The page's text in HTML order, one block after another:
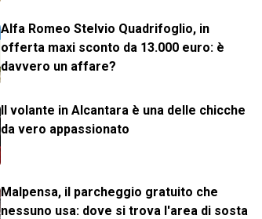
Alfa Romeo Stelvio Quadrifoglio, in
offerta maxi sconto da 13.000 euro: è
davvero un affare?
Il volante in Alcantara è una delle chicche
da vero appassionato
Malpensa, il parcheggio gratuito che
nessuno usa: dove si trova l'area di sosta